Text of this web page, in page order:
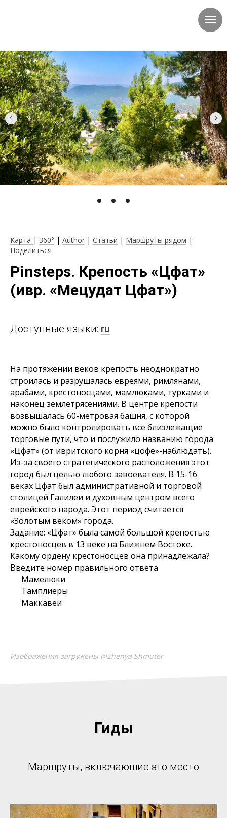
Карта | 360° | Author | Статьи | Маршруты рядом |
Поделиться
Pinsteps. Крепость «Цфат»
(ивр. «Мецудат Цфат»)
Доступные языки: ru
На протяжении веков крепость неоднократно
строилась и разрушалась евреями, римлянами,
арабами, крестоносцами, мамлюками, турками и
наконец землетрясениями. В центре крепости
возвышалась 60-метровая башня, с которой
можно было контролировать все близлежащие
торговые пути, что и послужило названию города
«Цфат» (от ивритского корня «цофе»-наблюдать).
Из-за своего стратегического расположения этот
город был целью любого завоевателя. В 15-16
веках Цфат был административной и торговой
столицей Галилеи и духовным центром всего
еврейского народа. Этот период считается
«Золотым веком» города.
Задание: «Цфат» была самой большой крепостью
крестоносцев в 13 веке на Ближнем Востоке.
Какому ордену крестоносцев она принадлежала?
Введите номер правильного ответа
Мамелюки
Тамплиеры
Маккавеи
Изображения загружены @Zhenya Shmuter
Гиды
Маршруты, включающие это место